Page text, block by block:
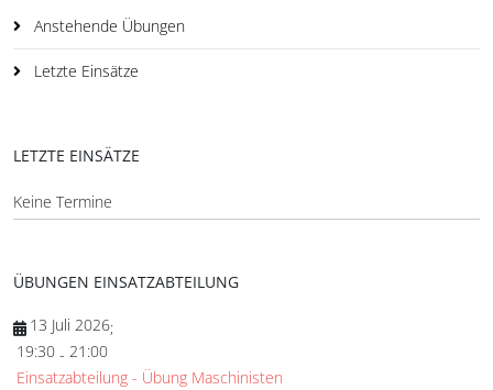
Anstehende Übungen
Letzte Einsätze
LETZTE EINSÄTZE
Keine Termine
ÜBUNGEN EINSATZABTEILUNG
13 Juli 2026;
19:30 - 21:00
Einsatzabteilung - Übung Maschinisten